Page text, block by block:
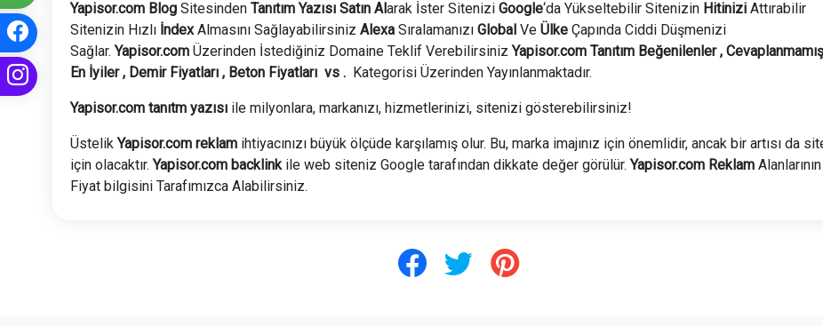
Yapisor.com BlogSitesindenTanıtım Yazısı Satın Alarak İster SiteniziGoogle‘da Yükseltebilir Sitenizin Hitinizi Attırabilir
Sitenizin Hızlı İndexAlmasını SağlayabilirsinizAlexa Sıralamanızı Global VeÜlke Çapında Ciddi Düşmenizi
Sağlar.Yapisor.com Üzerinden İstediğiniz Domaine Teklif VerebilirsinizYapisor.com Tanıtım Beğenilenler ,
En İyiler , Demir Fiyatları , Beton Fiyatları vs . Kategorisi Üzerinden Yayınlanmaktadır.
Yapisor.com tanıtm yazısı ile milyonlara, markanızı, hizmetlerinizi, sitenizi gösterebilirsiniz!
ÜstelikYapisor.com reklam ihtiyacınızı büyük ölçüde karşılamış olur. Bu, marka imajınız için önemlidir, ancak bir artısı da
için olacaktır.Yapisor.com backlinkile web siteniz Google tarafından dikkate değer görülür.Yapisor.com Reklam Alanlarının
Fiyat bilgisini Tarafımızca Alabilirsiniz.